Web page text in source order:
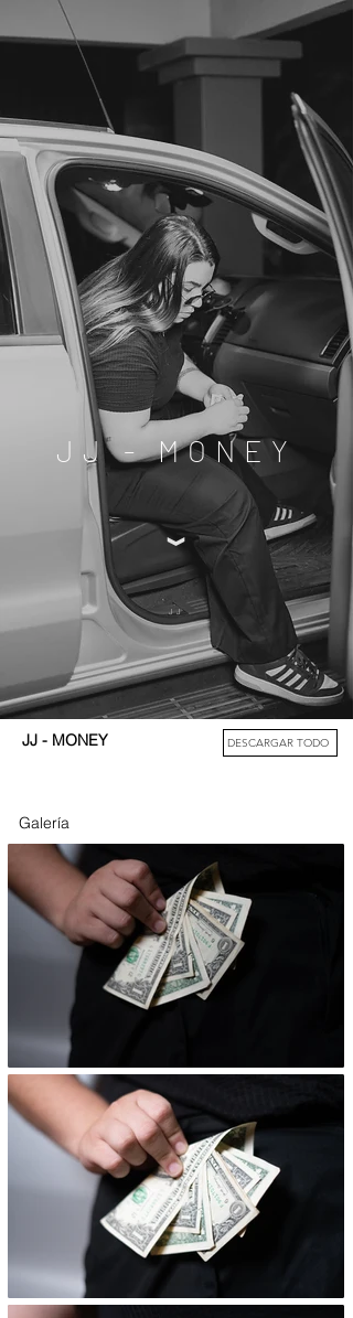
JJ - MONEY
JJ
JJ - MONEY DESCARGAR TODO
Galería